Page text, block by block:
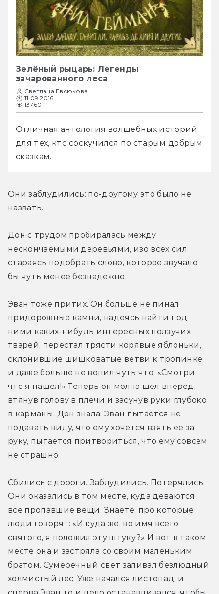
Зелёный рыцарь: Легенды
зачарованного леса
Светлана Евсюкова
11.09.2016
13760
Отличная антология волшебных историй
для тех, кто соскучился по старым добрым
сказкам.
Они заблудились: по-другому это было не
назвать.
Дон с трудом пробиралась между
нескончаемыми деревьями, изо всех сил
стараясь подобрать слово, которое звучало
бы чуть менее безнадежно.
Эван тоже притих. Он больше не пинал
придорожные камни, надеясь найти под
ними каких-нибудь интересных ползучих
тварей, перестал трясти корявые яблоньки,
склонившие шишковатые ветви к тропинке,
и даже больше не вопил чуть что: «Смотри,
что я нашел!» Теперь он молча шел вперед,
втянув голову в плечи и засунув руки глубоко
в карманы. Дон знала: Эван пытается не
подавать виду, что ему хочется взять ее за
руку, пытается притвориться, что ему совсем
не страшно.
Сбились с дороги. Заблудились. Потерялись.
Они оказались в том месте, куда деваются
все пропавшие вещи. Знаете, про которые
люди говорят: «И куда же, во имя всего
святого, я положил эту штуку?» И вот в таком
месте она и застряла со своим маленьким
братом. Сумеречный свет заливал безлюдный
холмистый лес. Уже начался листопад, и
сперва Эван то и дело останавливался, чтобы